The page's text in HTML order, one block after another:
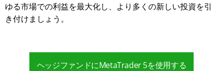
ゆる市場での利益を最大化し、より多くの新しい投資を引
き付けましょう。
ヘッジファンドにMetaTrader 5を使用する